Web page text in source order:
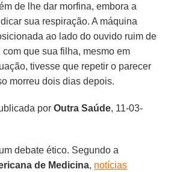
de lhe dar morfina, embora a
sua respiração. A máquina
ao lado do ouvido ruim de
com que sua filha, mesmo em
tivesse que repetir o parecer
morreu dois dias depois.
porOutra Saúde, 11-03-
debate ético. Segundo a
de Medicina, notícias